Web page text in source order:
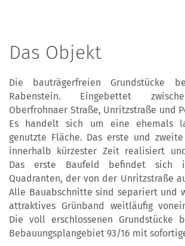
Das Objekt
Die bauträgerfreien Grundstücke
Rabenstein. Eingebettet
Oberfrohnaer Straße, Unritzstraße und
Es handelt sich um eine ehemals
genutzte Fläche. Das erste und
innerhalb kürzester Zeit realisiert
Das erste Baufeld befindet sich
Quadranten, der von der Unritzstraße
Alle Bauabschnitte sind separiert und
attraktives Grünband weitläufig
Die voll erschlossenen Grundstücke
Bebauungsplangebiet 93/16 mit